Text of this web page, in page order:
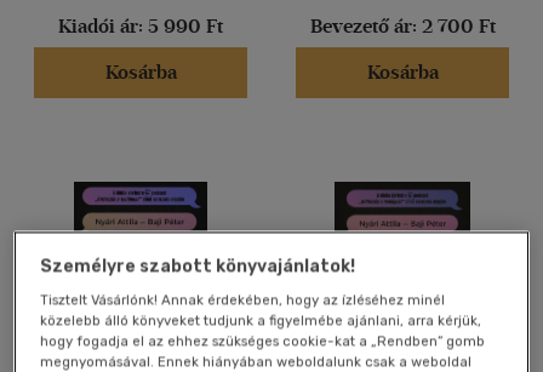
Gyermek és ifjúsági
Angol(69)
Angol - német - francia -
Francia(14)
Görög - magyar(1)
Kiadói ár: 5 990 Ft
Kosárba
Bevezető ár: 2 700 Ft
Kosárba
Személyre szabott könyvajánlatok!
Tisztelt Vásárlónk! Annak érdekében, hogy az ízléséhez minél
közelebb álló könyveket tudjunk a figyelmébe ajánlani, arra kérjük,
hogy fogadja el az ehhez szükséges cookie-kat a „Rendben” gomb
megnyomásával. Ennek hiányában weboldalunk csak a weboldal